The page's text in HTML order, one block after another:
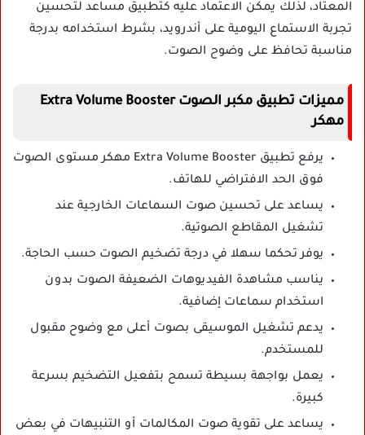
المعتاد، لذلك يمكن الاعتماد عليه كتطبيق مساعد لتحسين
تجربة الاستماع اليومية على أندرويد، بشرط استخدامه بدرجة
مناسبة تحافظ على وضوح الصوت.
مميزات تطبيق مكبر الصوت Extra Volume Booster
مهكر
يرفع تطبيق Extra Volume Booster مهكر مستوى الصوت
فوق الحد الافتراضي للهاتف.
يساعد على تحسين صوت السماعات الخارجية عند
تشغيل المقاطع الصوتية.
يوفر تحكما سهلا في درجة تضخيم الصوت حسب الحاجة.
يناسب مشاهدة الفيديوهات الضعيفة الصوت بدون
استخدام سماعات إضافية.
يدعم تشغيل الموسيقى بصوت أعلى مع وضوح مقبول
للمستخدم.
يعمل بواجهة بسيطة تسمح بتفعيل التضخيم بسرعة
كبيرة.
يساعد على تقوية صوت المكالمات أو التنبيهات في بعض